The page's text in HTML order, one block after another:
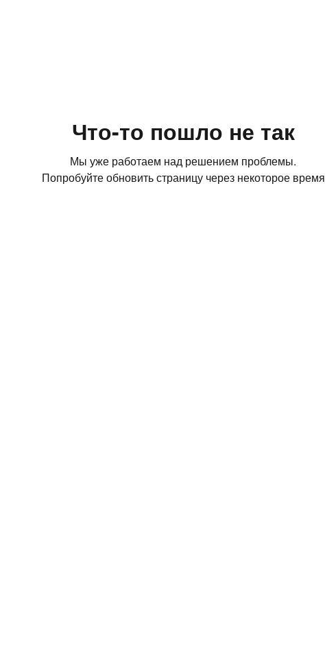
Что-то пошло не так
Мы уже работаем над решением проблемы.
Попробуйте обновить страницу через некоторое время